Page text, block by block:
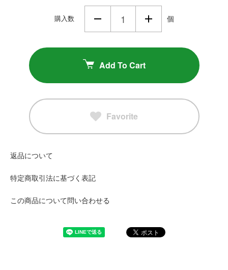
購入数 個
Add To Cart
Favorite
返品について
特定商取引法に基づく表記
この商品について問い合わせる